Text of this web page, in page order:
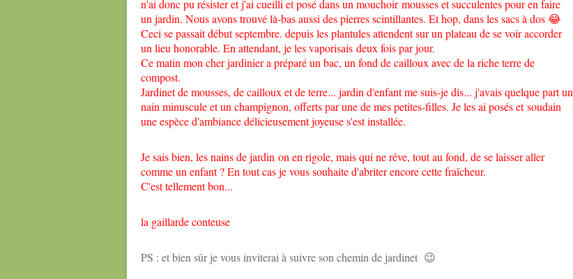
n'ai donc pu résister et j'ai cueilli et posé dans un mouchoir mousses et succulentes pour en faire
un jardin. Nous avons trouvé là-bas aussi des pierres scintillantes. Et hop, dans les sacs à dos 😂
Ceci se passait début septembre. depuis les plantules attendent sur un plateau de se voir accorder
un lieu honorable. En attendant, je les vaporisais deux fois par jour.
Ce matin mon cher jardinier a préparé un bac, un fond de cailloux avec de la riche terre de
compost.
Jardinet de mousses, de cailloux et de terre... jardin d'enfant me suis-je dis... j'avais quelque part un
nain minuscule et un champignon, offerts par une de mes petites-filles. Je les ai posés et soudain
une espèce d'ambiance délicieusement joyeuse s'est installée.
Je sais bien, les nains de jardin on en rigole, mais qui ne rêve, tout au fond, de se laisser aller
comme un enfant ? En tout cas je vous souhaite d'abriter encore cette fraîcheur.
C'est tellement bon...
la gaillarde conteuse
PS : et bien sûr je vous inviterai à suivre son chemin de jardinet 😉